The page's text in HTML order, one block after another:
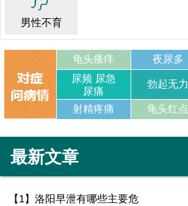
男性不育
龟头瘙痒
夜尿多
尿频 尿急
尿痛
勃起无力
射精疼痛 龟头红点
最新文章
【1】 洛阳早泄有哪些主要危